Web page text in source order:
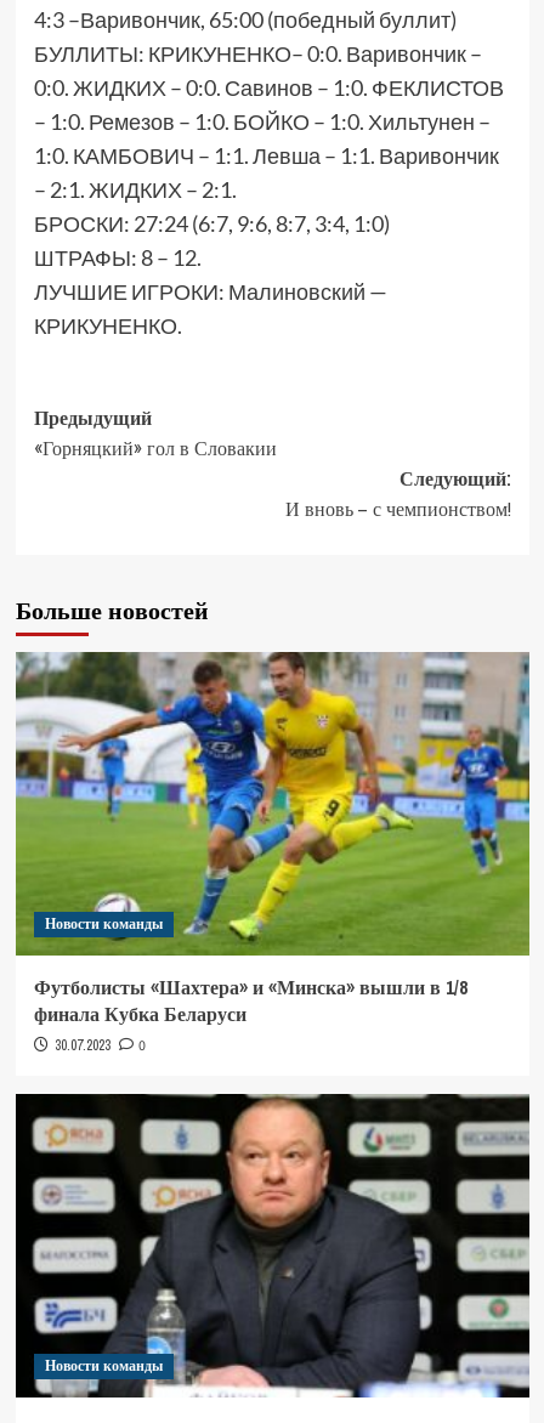
4:3 –Варивончик, 65:00 (победный буллит)
БУЛЛИТЫ: КРИКУНЕНКО– 0:0. Варивончик –
0:0. ЖИДКИХ – 0:0. Савинов – 1:0. ФЕКЛИСТОВ
– 1:0. Ремезов – 1:0. БОЙКО – 1:0. Хильтунен –
1:0. КАМБОВИЧ – 1:1. Левша – 1:1. Варивончик
– 2:1. ЖИДКИХ – 2:1.
БРОСКИ: 27:24 (6:7, 9:6, 8:7, 3:4, 1:0)
ШТРАФЫ: 8 – 12.
ЛУЧШИЕ ИГРОКИ: Малиновский —
КРИКУНЕНКО.
Предыдущий
«Горняцкий» гол в Словакии
Следующий:
И вновь – с чемпионством!
Больше новостей
Новости команды
Футболисты «Шахтера» и «Минска» вышли в 1/8
финала Кубка Беларуси
30.07.2023 0
Новости команды